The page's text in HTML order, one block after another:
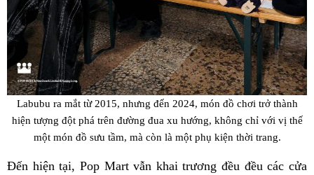
Labubu ra mắt từ 2015, nhưng đến 2024, món đồ chơi trở thành
hiện tượng đột phá trên đường đua xu hướng, không chỉ với vị thế
một món đồ sưu tầm, mà còn là một phụ kiện thời trang.
Đến hiện tại, Pop Mart vẫn khai trương đều đều các cửa